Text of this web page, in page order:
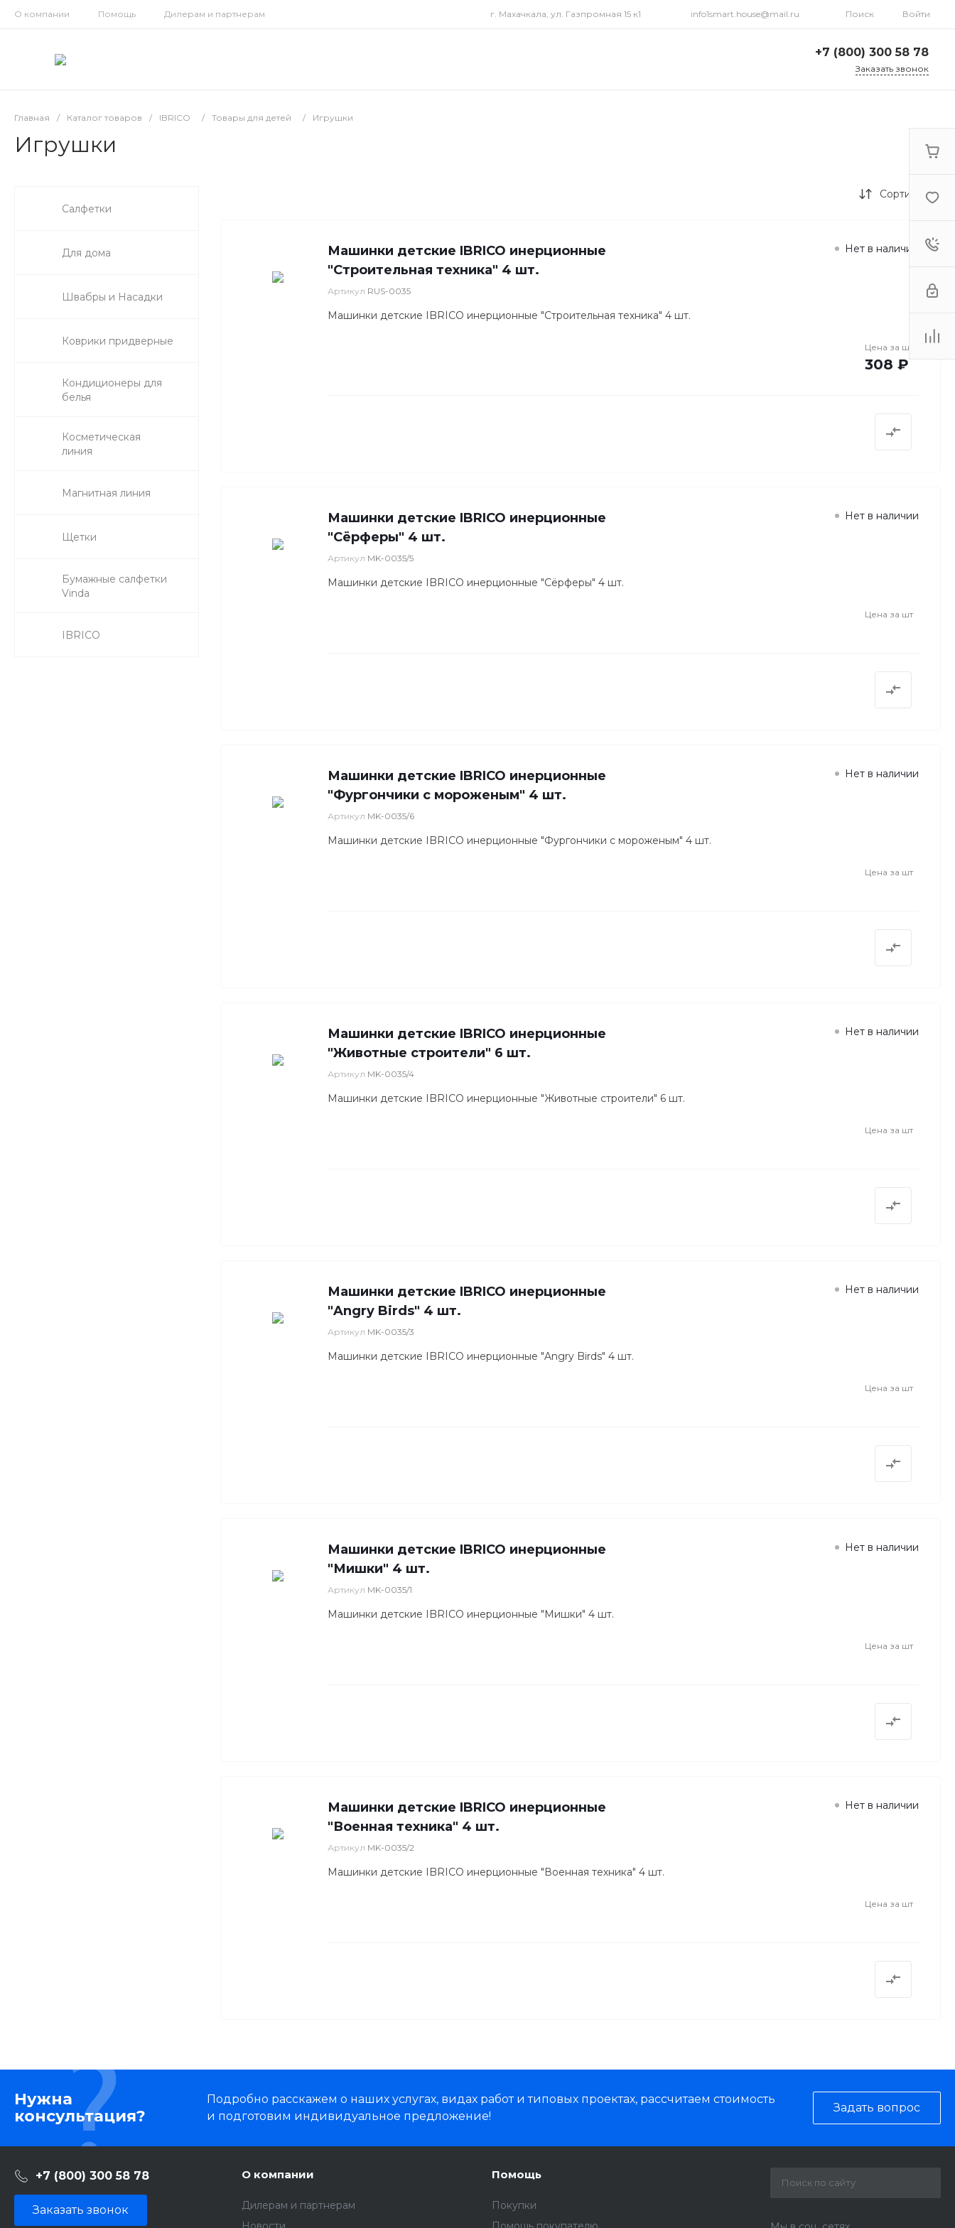
О компании Помощь Дилерам и партнерам г. Махачкала, ул. Газпромная 15 к1 info1smart.house@mail.ru Поиск Войти
+7 (800) 300 58 78
Заказать звонок
Главная / Каталог товаров / IBRICO / Товары для детей / Игрушки
Игрушки
Салфетки
Для дома
Швабры и Насадки
Коврики придверные
Кондиционеры для
белья
Косметическая
линия
Магнитная линия
Щетки
Бумажные салфетки
Vinda
IBRICO
Сортировка
Машинки детские IBRICO инерционные
"Строительная техника" 4 шт.
Артикул RUS-0035
Нет в наличии
Машинки детские IBRICO инерционные "Строительная техника" 4 шт.
Цена за шт
308 ₽
Машинки детские IBRICO инерционные
"Сёрферы" 4 шт.
Артикул MK-0035/5
Нет в наличии
Машинки детские IBRICO инерционные "Сёрферы" 4 шт.
Цена за шт
Машинки детские IBRICO инерционные
"Фургончики с мороженым" 4 шт.
Артикул MK-0035/6
Нет в наличии
Машинки детские IBRICO инерционные "Фургончики с мороженым" 4 шт.
Цена за шт
Машинки детские IBRICO инерционные
"Животные строители" 6 шт.
Артикул MK-0035/4
Нет в наличии
Машинки детские IBRICO инерционные "Животные строители" 6 шт.
Цена за шт
Машинки детские IBRICO инерционные
"Angry Birds" 4 шт.
Артикул MK-0035/3
Нет в наличии
Машинки детские IBRICO инерционные "Angry Birds" 4 шт.
Цена за шт
Машинки детские IBRICO инерционные
"Мишки" 4 шт.
Артикул MK-0035/1
Нет в наличии
Машинки детские IBRICO инерционные "Мишки" 4 шт.
Цена за шт
Машинки детские IBRICO инерционные
"Военная техника" 4 шт.
Артикул MK-0035/2
Нет в наличии
Машинки детские IBRICO инерционные "Военная техника" 4 шт.
Цена за шт
Нужна
консультация?
Подробно расскажем о наших услугах, видах работ и типовых проектах, рассчитаем стоимость
и подготовим индивидуальное предложение!
Задать вопрос
+7 (800) 300 58 78
Заказать звонок
О компании
Дилерам и партнерам
Помощь
Покупки